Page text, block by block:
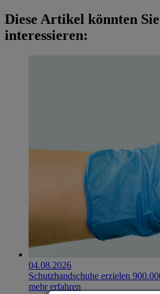
Diese Artikel könnten
interessieren:
04.08.2026
Schutzhandschuhe erzielen
mehr erfahren